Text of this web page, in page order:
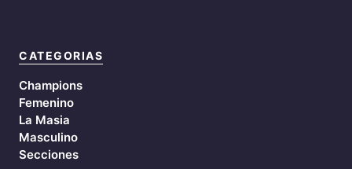
CATEGORIAS
Champions
Femenino
La Masia
Masculino
Secciones